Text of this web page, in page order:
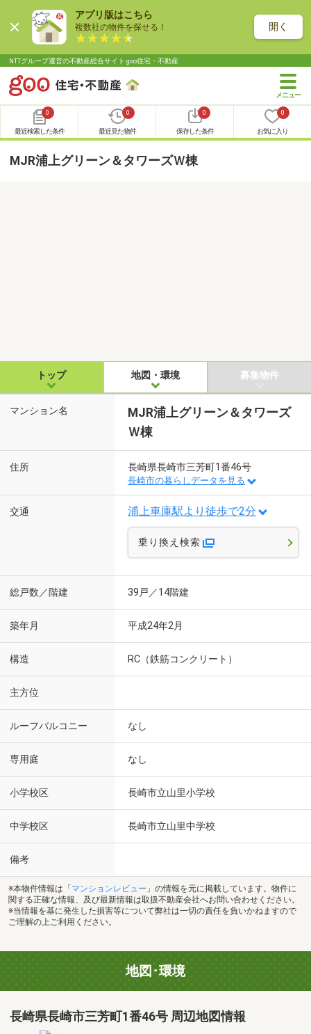
アプリ版はこちら
複数社の物件を探せる！ 開く
NTTグループ運営の不動産総合サイト goo住宅・不動産
0
最近検索した条件
0
最近見た物件
0
保存した条件
0
お気に入り
MJR浦上グリーン＆タワーズＷ棟
トップ 地図・環境 募集物件
マンション名
MJR浦上グリーン＆タワーズ
Ｗ棟
住所 長崎県長崎市三芳町1番46号
長崎市の暮らしデータを見る
交通 浦上車庫駅より徒歩で2分
乗り換え検索
総戸数／階建 39戸／14階建
築年月 平成24年2月
構造 RC（鉄筋コンクリート）
主方位
ルーフバルコニー なし
専用庭 なし
小学校区 長崎市立山里小学校
中学校区 長崎市立山里中学校
備考
※本物件情報は「 マンションレビュー 」の情報を元に掲載しています。物件に
関する正確な情報、及び最新情報は取扱不動産会社へお問い合わせください。
※当情報を基に発生した損害等について弊社は一切の責任を負いかねますので
ご理解の上ご利用ください。
地図･環境
長崎県長崎市三芳町1番46号 周辺地図情報